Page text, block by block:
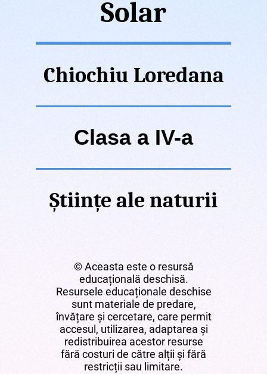
Solar
Chiochiu Loredana
Clasa a IV-a
Științe ale naturii
© Aceasta este o resursă
educațională deschisă.
Resursele educaționale deschise
sunt materiale de predare,
învățare și cercetare, care permit
accesul, utilizarea, adaptarea și
redistribuirea acestor resurse
fără costuri de către alții și fără
restricții sau limitare.